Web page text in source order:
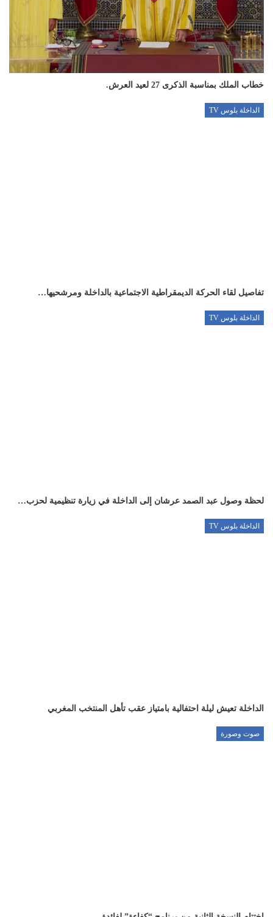
خطاب الملك بمناسبة الذكرى 27 لعيد العرش.
الداخلة بلوس TV
تفاصيل لقاء الحركة الديمقراطية الاجتماعية بالداخلة ومرشحيها…
الداخلة بلوس TV
لحظة وصول عبد الصمد عرشان إلى الداخلة في زيارة تنظيمية لحزب…
الداخلة بلوس TV
الداخلة تعيش ليلة احتفالية بامتياز عقب تأهل المنتخب المغربي
صوت وصورة